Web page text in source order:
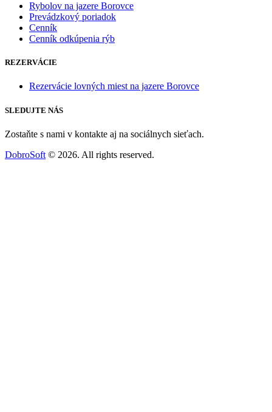
Rybolov na jazere Borovce
Prevádzkový poriadok
Cenník
Cenník odkúpenia rýb
REZERVÁCIE
Rezervácie lovných miest na jazere Borovce
SLEDUJTE NÁS
Zostaňte s nami v kontakte aj na sociálnych sieťach.
DobroSoft © 2026. All rights reserved.